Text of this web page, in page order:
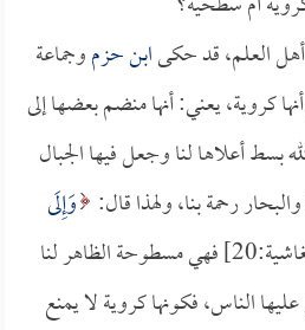
العلم، قد حكىابن حزموجماعة
كروية، يعني: أنها منضم بعضها إلى
بسط أعلاها لنا وجعل فيها الجبال
رحمة بنا، ولهذا قال: وَإِلَى
[الغاشية:20] فهي مسطوحة الظاهر لنا
الناس، فكونها كروية لا يمنع